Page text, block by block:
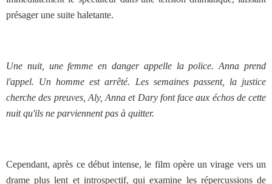
présager une suite haletante.
Une nuit, une femme en danger appelle la police. Anna prend
l'appel. Un homme est arrêté. Les semaines passent, la justice
cherche des preuves, Aly, Anna et Dary font face aux échos de cette
nuit qu'ils ne parviennent pas à quitter.
Cependant, après ce début intense, le film opère un virage vers un
drame plus lent et introspectif, qui examine les répercussions de